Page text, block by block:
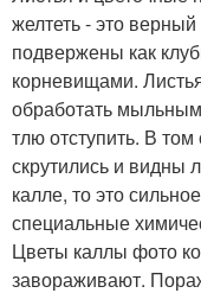
желтеть - это
подвержены как
корневищами.
обработать
тлю отступить. В
скрутились и видны
калле, то это
специальные
Цветы каллы фото
завораживают.